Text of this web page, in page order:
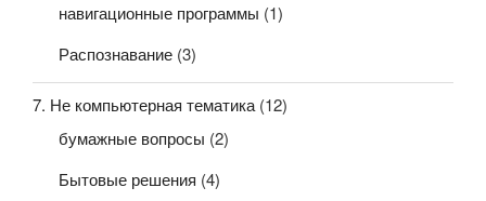
навигационные программы (1)
Распознавание (3)
7. Не компьютерная тематика (12)
бумажные вопросы (2)
Бытовые решения (4)